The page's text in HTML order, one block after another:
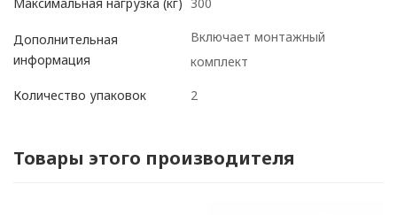
Дополнительная
информация
Включает монтажный
комплект
Количество упаковок 2
Товары этого производителя